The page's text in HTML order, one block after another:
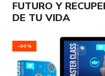
FUTURO Y
DE TU VIDA
-50%